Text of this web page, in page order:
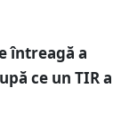
întreagă a
ce un TIR a